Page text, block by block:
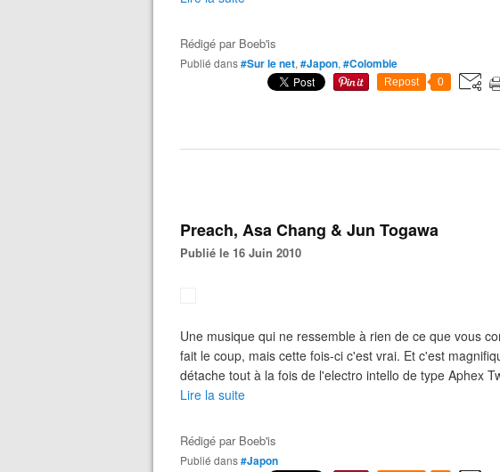
Rédigé par Boeb'is
Publié dans#Sur le net, #Japon, #Colombie
Repost 0
Preach, Asa Chang & Jun Togawa
Publié le 16 Juin 2010
Une musique qui ne ressemble à rien de ce que vous
fait le coup, mais cette fois-ci c'est vrai. Et c'est
détache tout à la fois de l'electro intello de type Aphex
Lire la suite
Rédigé par Boeb'is
Publié dans#Japon